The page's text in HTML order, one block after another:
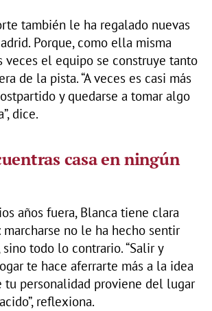
también le ha regalado nuevas
Porque, como ella misma
veces el equipo se construye tanto
de la pista. “A veces es casi más
y quedarse a tomar algo
dice.
casa en ningún
años fuera, Blanca tiene clara
no le ha hecho sentir
todo lo contrario. “Salir y
te hace aferrarte más a la idea
tu personalidad proviene del lugar
reflexiona.